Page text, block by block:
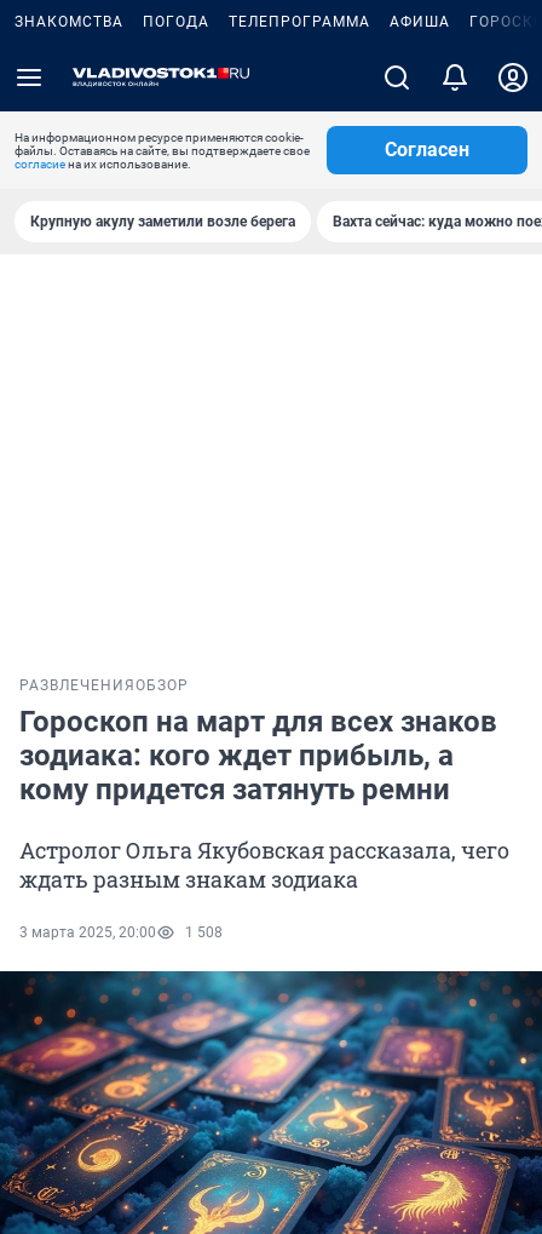
ЗНАКОМСТВА ПОГОДА ТЕЛЕПРОГРАММА АФИША
На информационном ресурсе применяются cookie-
файлы. Оставаясь на сайте, вы подтверждаете свое
согласиена их использование.
Согласен
Крупную акулу заметили возле берега Вахта сейчас: куда можно
РАЗВЛЕЧЕНИЯ ОБЗОР
Гороскоп на март для всех знаков
зодиака: кого ждет прибыль, а
кому придется затянуть ремни
Астролог Ольга Якубовская рассказала, чего
ждать разным знакам зодиака
3 марта 2025, 20:00 1 508